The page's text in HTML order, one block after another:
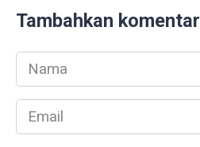
Tambahkan komentar
Nama
*
Email
*